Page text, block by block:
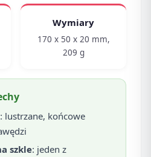
Wymiary
170 x 50 x 20 mm,
209 g
: lustrzane, końcowe
szkle: jeden z